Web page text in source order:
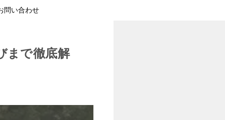
問い合わせ
まで徹底解